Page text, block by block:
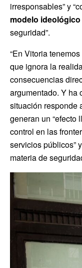
irresponsables” y
modelo ideológico
seguridad”.
“En Vitoria
que ignora la
consecuencias
argumentado. Y ha
situación responde
generan un “efecto
control en las
servicios públicos”
materia de